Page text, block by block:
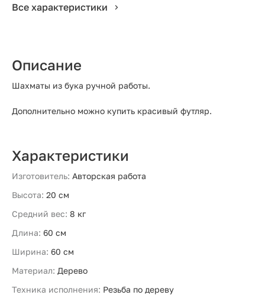
Все характеристики
Описание
Шахматы из бука ручной работы.
Дополнительно можно купить красивый футляр.
Характеристики
Изготовитель: Авторская работа
Высота: 20 см
Средний вес: 8 кг
Длина: 60 см
Ширина: 60 см
Материал: Дерево
Техника исполнения: Резьба по дереву